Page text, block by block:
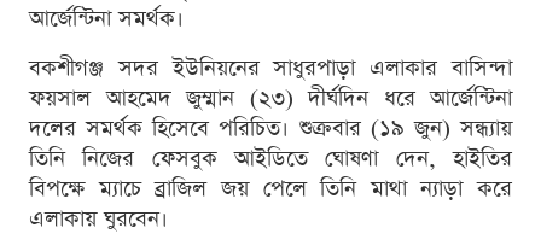
আর্জেন্টিনা সমর্থক।
বকশীগঞ্জ সদর ইউনিয়নের সাধুরপাড়া এলাকার বাসিন্দা
ফয়সাল আহমেদ জুম্মান (২৩) দীর্ঘদিন ধরে আর্জেন্টিনা
দলের সমর্থক হিসেবে পরিচিত। শুক্রবার (১৯ জুন) সন্ধ্যায়
তিনি নিজের ফেসবুক আইডিতে ঘোষণা দেন, হাইতির
বিপক্ষে ম্যাচে ব্রাজিল জয় পেলে তিনি মাথা ন্যাড়া করে
এলাকায় ঘুরবেন।